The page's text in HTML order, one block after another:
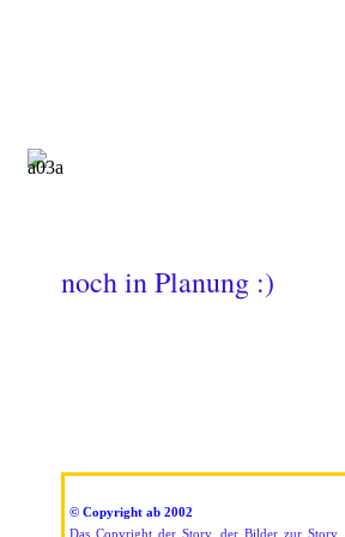
noch in Planung :)
© Copyright ab 2002
Das Copyright der Story, der Bilder zur Story,